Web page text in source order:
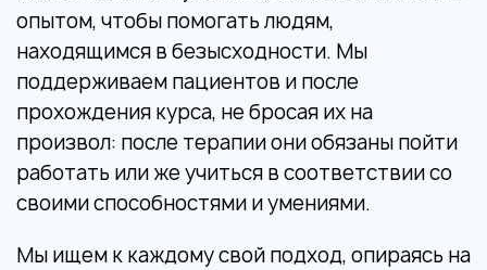
опытом, чтобы помогать людям,
находящимся в безысходности. Мы
поддерживаем пациентов и после
прохождения курса, не бросая их на
произвол: после терапии они обязаны пойти
работать или же учиться в соответствии со
своими способностями и умениями.
Мы ищем к каждому свой подход, опираясь на